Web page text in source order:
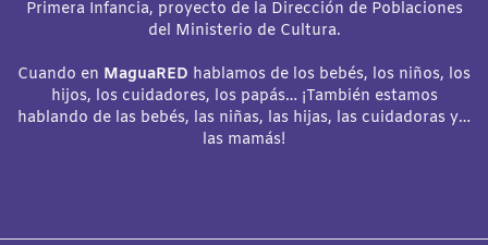
Primera Infancia, proyecto de la Dirección de Poblaciones
del Ministerio de Cultura.
Cuando en MaguaRED hablamos de los bebés, los niños, los
hijos, los cuidadores, los papás… ¡También estamos
hablando de las bebés, las niñas, las hijas, las cuidadoras y…
las mamás!